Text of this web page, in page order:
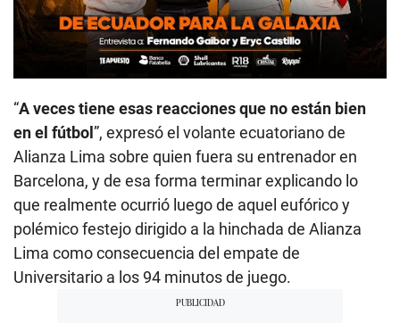
“A veces tiene esas reacciones que no están bien
en el fútbol ”, expresó el volante ecuatoriano de
Alianza Lima sobre quien fuera su entrenador en
Barcelona, y de esa forma terminar explicando lo
que realmente ocurrió luego de aquel eufórico y
polémico festejo dirigido a la hinchada de Alianza
Lima como consecuencia del empate de
Universitario a los 94 minutos de juego.